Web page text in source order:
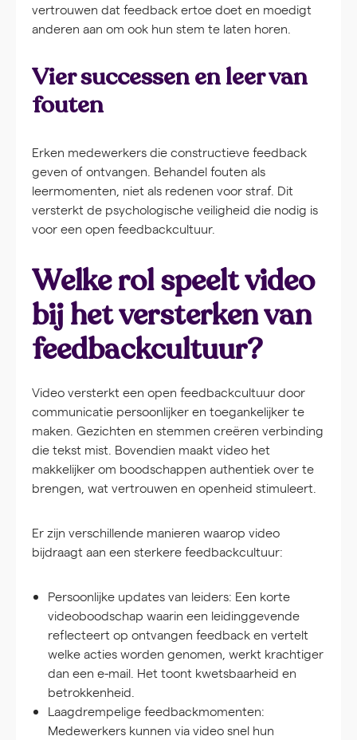
vertrouwen dat feedback ertoe doet en moedigt
anderen aan om ook hun stem te laten horen.
Vier successen en leer van
fouten
Erken medewerkers die constructieve feedback
geven of ontvangen. Behandel fouten als
leermomenten, niet als redenen voor straf. Dit
versterkt de psychologische veiligheid die nodig is
voor een open feedbackcultuur.
Welke rol speelt video
bij het versterken van
feedbackcultuur?
Video versterkt een open feedbackcultuur door
communicatie persoonlijker en toegankelijker te
maken. Gezichten en stemmen creëren verbinding
die tekst mist. Bovendien maakt video het
makkelijker om boodschappen authentiek over te
brengen, wat vertrouwen en openheid stimuleert.
Er zijn verschillende manieren waarop video
bijdraagt aan een sterkere feedbackcultuur:
Persoonlijke updates van leiders: Een korte
videoboodschap waarin een leidinggevende
reflecteert op ontvangen feedback en vertelt
welke acties worden genomen, werkt krachtiger
dan een e-mail. Het toont kwetsbaarheid en
betrokkenheid.
Laagdrempelige feedbackmomenten:
Medewerkers kunnen via video snel hun